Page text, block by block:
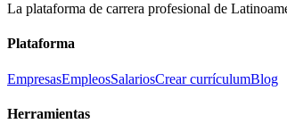
La plataforma de carrera profesional de
Plataforma
EmpresasEmpleosSalariosCrear currículumBlog
Herramientas